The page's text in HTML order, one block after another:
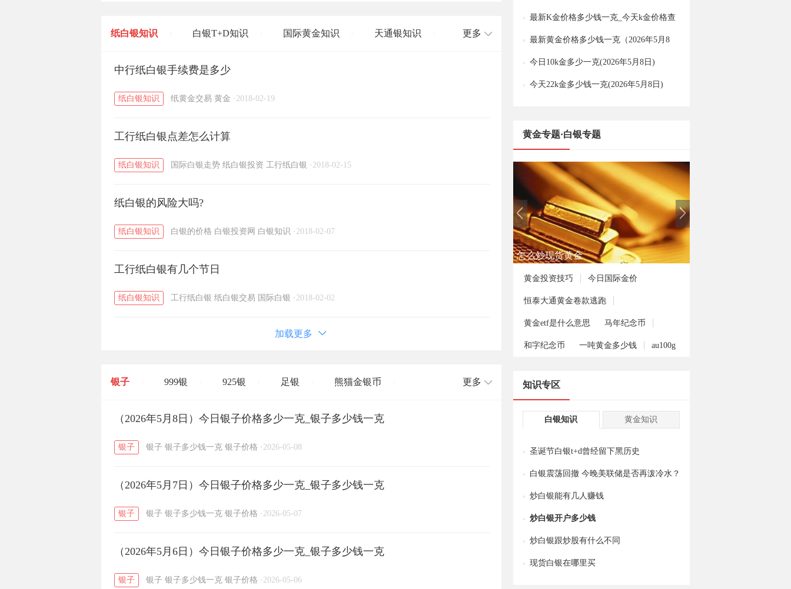
纸白银知识 白银T+D知识 国际黄金知识 天通银知识
黄金T+D知识 / 粤贵银知识
更多
中行纸白银手续费是多少
纸白银知识 纸黄金交易 黄金 · 2018-02-19
工行纸白银点差怎么计算
纸白银知识 国际白银走势 纸白银投资 工行纸白银 · 2018-02-15
纸白银的风险大吗?
纸白银知识 白银的价格 白银投资网 白银知识 · 2018-02-07
工行纸白银有几个节日
纸白银知识 工行纸白银 纸白银交易 国际白银 · 2018-02-02
加载更多
银子 999银 925银 足银 熊猫金银币
开国纪念币 大清银币 / 长城币 / 老凤祥
菜百 周生生 周大生
六福 / 金至尊 / 潮宏基 / 亚一金店 黄金
更多
（2026年5月8日）今日银子价格多少一克_银子多少钱一克
银子 银子 银子多少钱一克 银子价格 · 2026-05-08
（2026年5月7日）今日银子价格多少一克_银子多少钱一克
银子 银子 银子多少钱一克 银子价格 · 2026-05-07
（2026年5月6日）今日银子价格多少一克_银子多少钱一克
银子 银子 银子多少钱一克 银子价格 · 2026-05-06
（2026年5月8日）
最新K金价格多少钱一克_今天k金价格查
询（2026年5月8日）
最新黄金价格多少钱一克（2026年5月8
日）
今日10k金多少一克(2026年5月8日)
今天22k金多少钱一克(2026年5月8日)
黄金专题·白银专题
如何投资熊猫金币
黄金投资技巧 今日国际金价
恒泰大通黄金卷款逃跑
黄金etf是什么意思 马年纪念币
和字纪念币 一吨黄金多少钱 au100g
知识专区
白银知识 黄金知识
圣诞节白银t+d曾经留下黑历史
白银震荡回撤 今晚美联储是否再泼冷水？
炒白银能有几人赚钱
炒白银开户多少钱
炒白银跟炒股有什么不同
现货白银在哪里买